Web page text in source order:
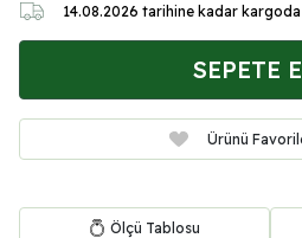
14.08.2026 tarihine kadar kargoda
SEPETE
Ürünü
Ölçü Tablosu